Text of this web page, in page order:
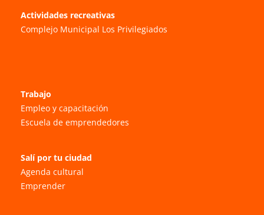
Actividades recreativas
Complejo Municipal Los Privilegiados
Trabajo
Empleo y capacitación
Escuela de emprendedores
Salí por tu ciudad
Agenda cultural
Emprender